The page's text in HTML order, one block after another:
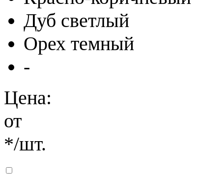
Дуб светлый
Орех темный
-
Цена:
от
*/шт.